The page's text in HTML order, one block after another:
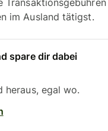
Transaktionsgebühren
im Ausland tätigst.
spare dir dabei
heraus, egal wo.